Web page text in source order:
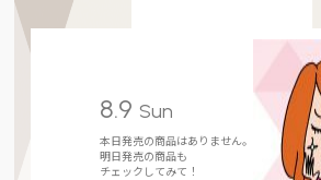
8.9 Sun
本日発売の商品はありません。
明日発売の商品も
チェックしてみて！